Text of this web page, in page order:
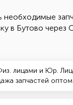
в Бутово через
лицами и Юр.
запчастей